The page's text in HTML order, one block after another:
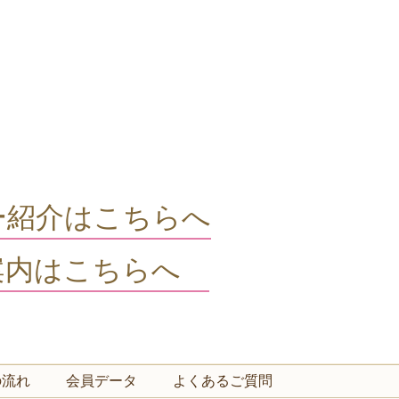
介はこちらへ
内はこちらへ
れ 会員データ よくあるご質問